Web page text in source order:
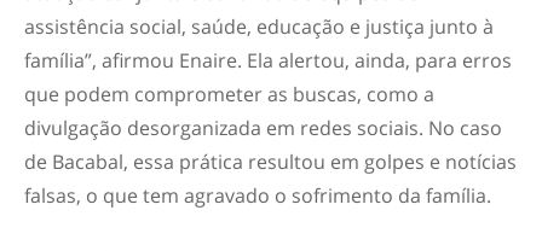
assistência social, saúde, educação e justiça junto à
família”, afirmou Enaire. Ela alertou, ainda, para erros
que podem comprometer as buscas, como a
divulgação desorganizada em redes sociais. No caso
de Bacabal, essa prática resultou em golpes e notícias
falsas, o que tem agravado o sofrimento da família.